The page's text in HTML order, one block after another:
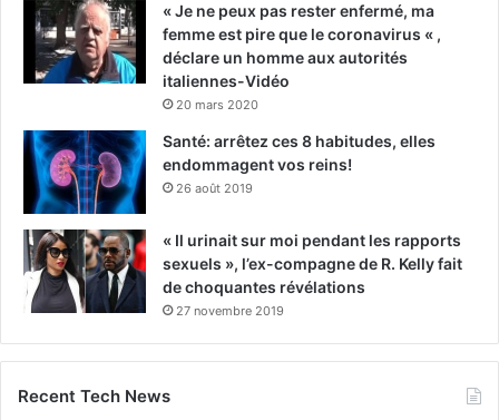
« Je ne peux pas rester enfermé, ma
femme est pire que le coronavirus « ,
déclare un homme aux autorités
italiennes-Vidéo
20 mars 2020
Santé: arrêtez ces 8 habitudes, elles
endommagent vos reins!
26 août 2019
« Il urinait sur moi pendant les rapports
sexuels », l’ex-compagne de R. Kelly fait
de choquantes révélations
27 novembre 2019
Recent Tech News